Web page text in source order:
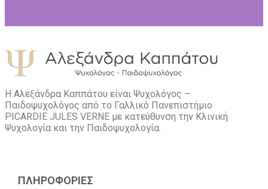
Η Αλεξάνδρα Καππάτου είναι Ψυχολόγος –
Παιδοψυχολόγος από το Γαλλικό Πανεπιστήμιο
PICARDIE JULES VERNE με κατεύθυνση την Kλινική
Ψυχολογία και την Παιδοψυχολογία.
ΠΛΗΡΟΦΟΡΙΕΣ